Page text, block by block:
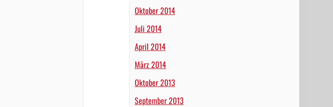
Oktober 2014
Juli 2014
April 2014
März 2014
Oktober 2013
September 2013